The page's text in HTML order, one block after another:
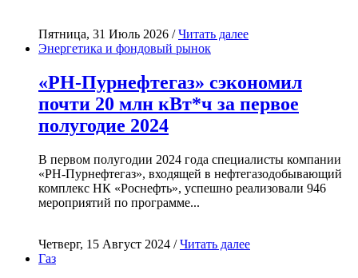
Пятница, 31 Июль 2026 /Читать далее
Энергетика и фондовый рынок
«РН-Пурнефтегаз» сэкономил
почти 20 млн кВт*ч за первое
полугодие 2024
В первом полугодии 2024 года специалисты компании
«РН-Пурнефтегаз», входящей в нефтегазодобывающий
комплекс НК «Роснефть», успешно реализовали 946
мероприятий по программе...
Четверг, 15 Август 2024 /Читать далее
Газ